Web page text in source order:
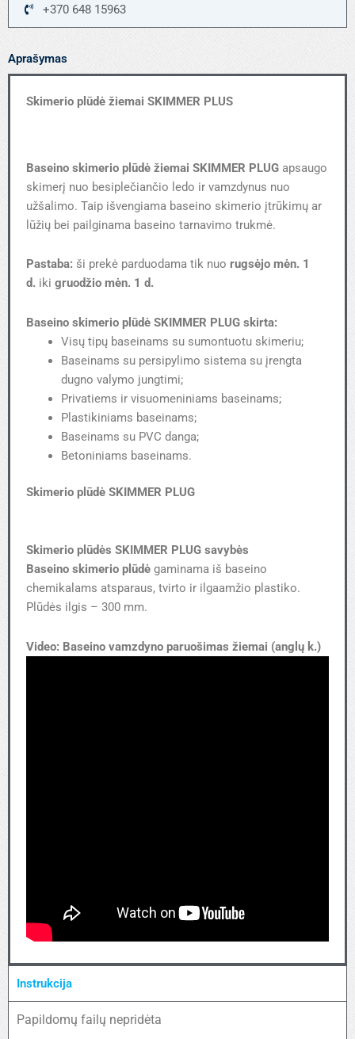
+370 648 15963
Aprašymas
Skimerio plūdė žiemai SKIMMER PLUS
Baseino skimerio plūdė žiemai SKIMMER PLUG apsaugo
skimerį nuo besiplečiančio ledo ir vamzdynus nuo
užšalimo. Taip išvengiama baseino skimerio įtrūkimų ar
lūžių bei pailginama baseino tarnavimo trukmė.
Pastaba: ši prekė parduodama tik nuo rugsėjo mėn. 1
d. iki gruodžio mėn. 1 d.
Baseino skimerio plūdė SKIMMER PLUG skirta:
Visų tipų baseinams su sumontuotu skimeriu;
Baseinams su persipylimo sistema su įrengta
dugno valymo jungtimi;
Privatiems ir visuomeniniams baseinams;
Plastikiniams baseinams;
Baseinams su PVC danga;
Betoniniams baseinams.
Skimerio plūdė SKIMMER PLUG
Skimerio plūdės SKIMMER PLUG savybės
Baseino skimerio plūdė gaminama iš baseino
chemikalams atsparaus, tvirto ir ilgaamžio plastiko.
Plūdės ilgis – 300 mm.
Video: Baseino vamzdyno paruošimas žiemai (anglų k.)
Instrukcija
Papildomų failų nepridėta